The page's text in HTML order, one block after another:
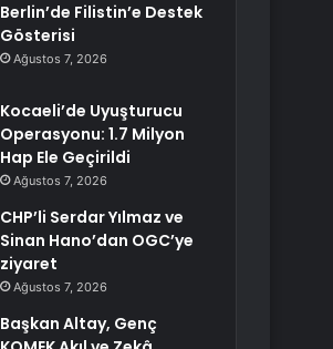
Berlin’de Filistin’e Destek
Gösterisi
Ağustos 7, 2026
Kocaeli’de Uyuşturucu
Operasyonu: 1.7 Milyon
Hap Ele Geçirildi
Ağustos 7, 2026
CHP’li Serdar Yılmaz ve
Sinan Hano’dan OGC’ye
ziyaret
Ağustos 7, 2026
Başkan Altay, Genç